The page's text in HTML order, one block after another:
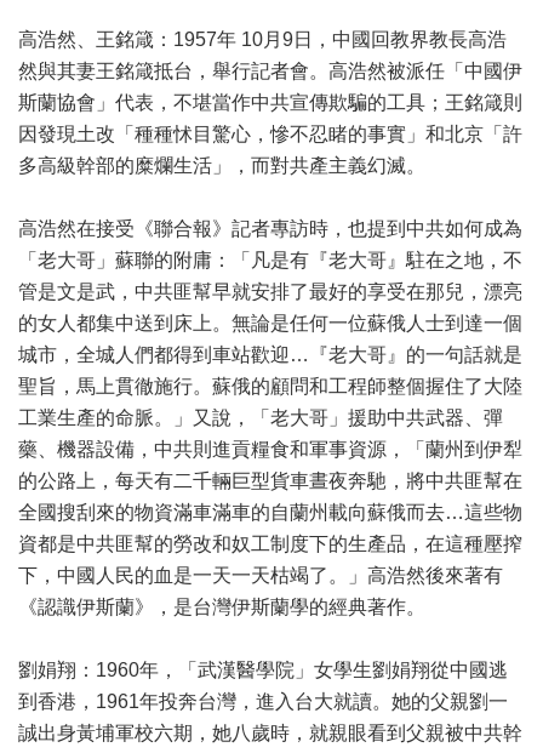
高浩然、王銘箴：1957年 10月9日，中國回教界教長高浩
然與其妻王銘箴抵台，舉行記者會。高浩然被派任「中國伊
斯蘭協會」代表，不堪當作中共宣傳欺騙的工具；王銘箴則
因發現土改「種種怵目驚心，慘不忍睹的事實」和北京「許
多高級幹部的糜爛生活」，而對共產主義幻滅。
高浩然在接受《聯合報》記者專訪時，也提到中共如何成為
「老大哥」蘇聯的附庸：「凡是有『老大哥』駐在之地，不
管是文是武，中共匪幫早就安排了最好的享受在那兒，漂亮
的女人都集中送到床上。無論是任何一位蘇俄人士到達一個
城市，全城人們都得到車站歡迎…『老大哥』的一句話就是
聖旨，馬上貫徹施行。蘇俄的顧問和工程師整個握住了大陸
工業生產的命脈。」又說，「老大哥」援助中共武器、彈
藥、機器設備，中共則進貢糧食和軍事資源，「蘭州到伊犁
的公路上，每天有二千輛巨型貨車晝夜奔馳，將中共匪幫在
全國搜刮來的物資滿車滿車的自蘭州載向蘇俄而去…這些物
資都是中共匪幫的勞改和奴工制度下的生產品，在這種壓搾
下，中國人民的血是一天一天枯竭了。」高浩然後來著有
《認識伊斯蘭》，是台灣伊斯蘭學的經典著作。
劉娟翔：1960年，「武漢醫學院」女學生劉娟翔從中國逃
到香港，1961年投奔台灣，進入台大就讀。她的父親劉一
誠出身黃埔軍校六期，她八歲時，就親眼看到父親被中共幹